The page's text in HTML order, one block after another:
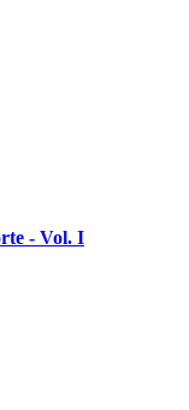
- Vol. I